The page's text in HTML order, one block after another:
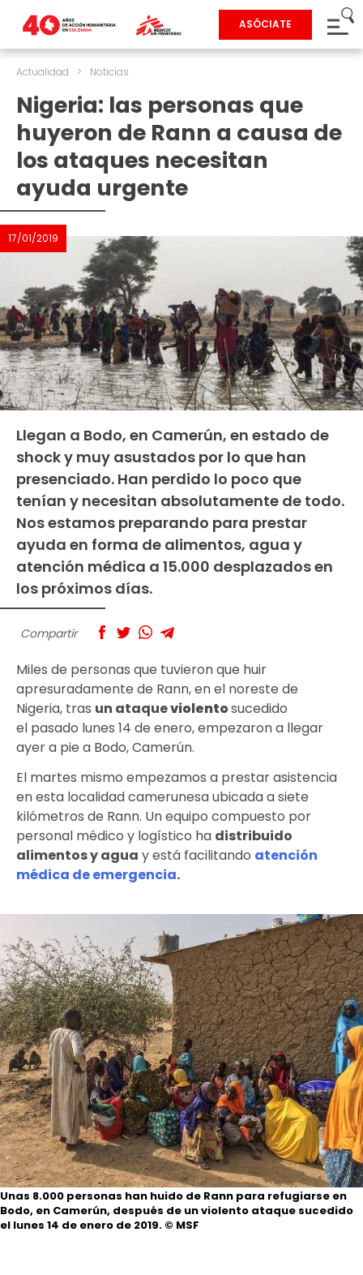
ASÓCIATE
Actualidad > Noticias
Nigeria: las personas que
huyeron de Rann a causa de
los ataques necesitan
ayuda urgente
17/01/2019
Llegan a Bodo, en Camerún, en estado de
shock y muy asustados por lo que han
presenciado. Han perdido lo poco que
tenían y necesitan absolutamente de todo.
Nos estamos preparando para prestar
ayuda en forma de alimentos, agua y
atención médica a 15.000 desplazados en
los próximos días.
Compartir
Miles de personas que tuvieron que huir
apresuradamente de Rann, en el noreste de
Nigeria, tras un ataqueviolentosucedido
el pasado lunes 14 de enero, empezaron a llegar
ayer a pie a Bodo, Camerún.
El martes mismo empezamos a prestar asistencia
en esta localidad camerunesa ubicada a siete
kilómetros de Rann. Un equipo compuesto por
personal médico y logístico ha distribuido
alimentos y agua y está facilitando atención
médica de emergencia.
Unas 8.000 personas han huido de Rann para refugiarse en
Bodo, en Camerún, después de un violento ataque sucedido
el lunes 14 de enero de 2019. © MSF